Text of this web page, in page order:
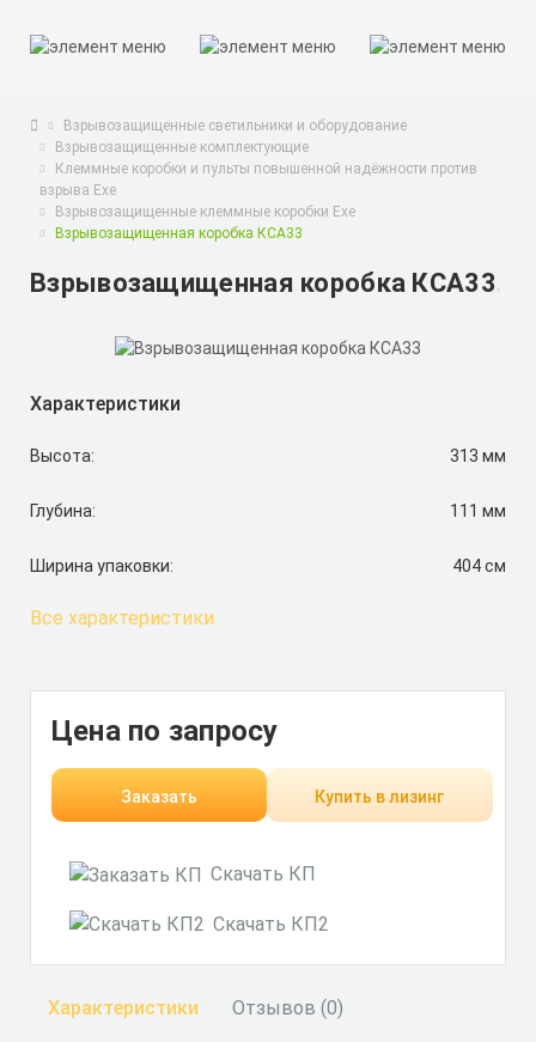
Взрывозащищенные светильники и оборудование
Взрывозащищенные комплектующие
Клеммные коробки и пульты повышенной надёжности против
взрыва Exe
Взрывозащищенные клеммные коробки Exe
Взрывозащищенная коробка КСА33
Взрывозащищенная коробка КСА33
Характеристики
Высота: 313 мм
Глубина: 111 мм
Ширина упаковки: 404 см
Все характеристики
Цена по запросу
Заказать Купить в лизинг
Скачать КП
Скачать КП2
Характеристики Отзывов (0)